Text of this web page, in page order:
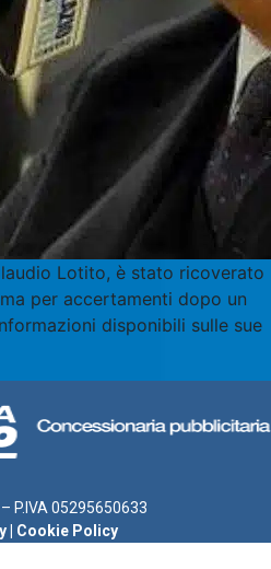
Lotito, è stato ricoverato
per accertamenti dopo un
disponibili sulle sue
– P.IVA 05295650633
Cookie Policy